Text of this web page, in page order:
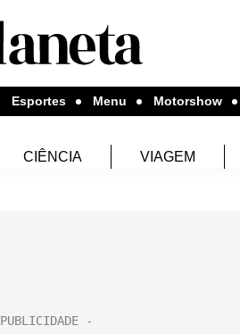
Esportes Menu Motorshow
CIÊNCIA VIAGEM